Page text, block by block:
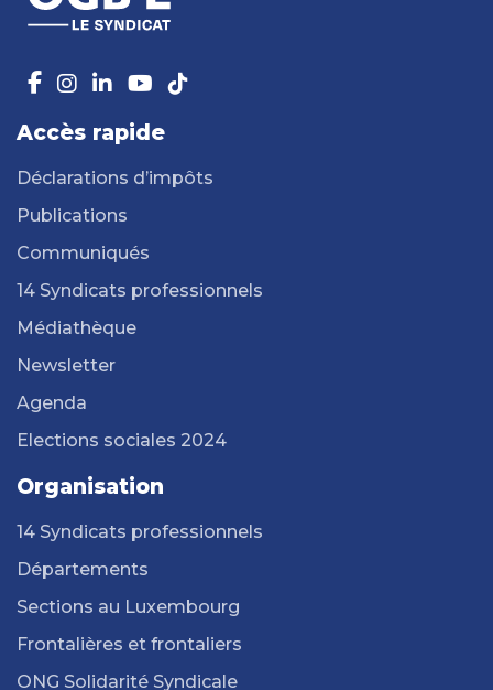
Accès rapide
Déclarations d’impôts
Publications
Communiqués
14 Syndicats professionnels
Médiathèque
Newsletter
Agenda
Elections sociales 2024
Organisation
14 Syndicats professionnels
Départements
Sections au Luxembourg
Frontalières et frontaliers
ONG Solidarité Syndicale